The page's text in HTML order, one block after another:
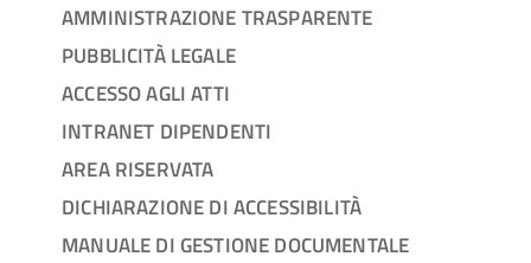
AMMINISTRAZIONE TRASPARENTE
PUBBLICITÀ LEGALE
ACCESSO AGLI ATTI
INTRANET DIPENDENTI
AREA RISERVATA
DICHIARAZIONE DI ACCESSIBILITÀ
MANUALE DI GESTIONE DOCUMENTALE